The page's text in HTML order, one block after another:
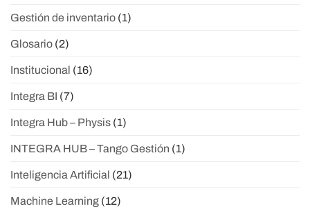
Gestión de inventario (1)
Glosario (2)
Institucional (16)
Integra BI (7)
Integra Hub – Physis (1)
INTEGRA HUB – Tango Gestión (1)
Inteligencia Artificial (21)
Machine Learning (12)